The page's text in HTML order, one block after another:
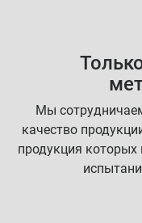
Мы
качество
продукция